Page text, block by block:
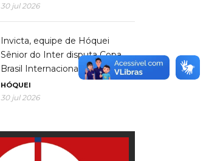
30 jul 2026
Invicta, equipe de Hóquei
Sênior do Inter disputa Copa
Brasil Internacional
HÓQUEI
30 jul 2026